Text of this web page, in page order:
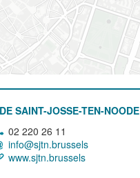
SAINT-JOSSE-TEN-NOODE
02 220 26 11
info@sjtn.brussels
www.sjtn.brussels